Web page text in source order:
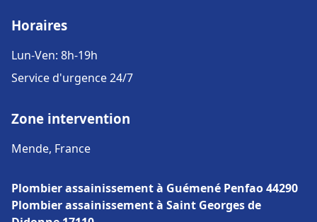
Horaires
Lun-Ven: 8h-19h
Service d'urgence 24/7
Zone intervention
Mende, France
Plombier assainissement à Guémené Penfao 44290
Plombier assainissement à Saint Georges de